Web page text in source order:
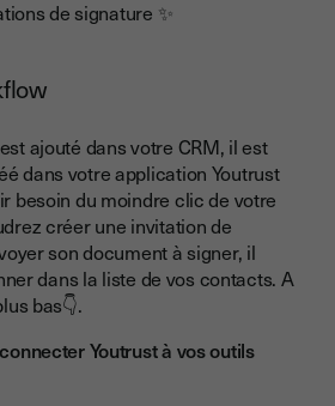
de signature ✨
ajouté dans votre CRM, il est
dans votre application Youtrust
besoin du moindre clic de votre
créer une invitation de
son document à signer, il
dans la liste de vos contacts. A
bas👇.
Youtrust à vos outils